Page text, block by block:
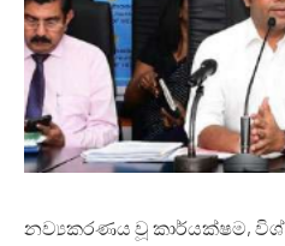
නව්‍යකරණය වූ කාර්යක්ෂම,